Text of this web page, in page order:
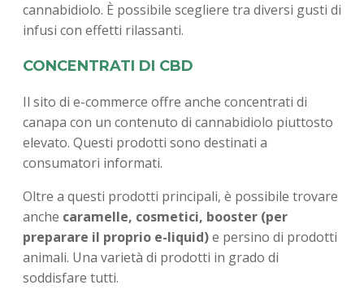
cannabidiolo. È possibile scegliere tra diversi gusti di
infusi con effetti rilassanti.
CONCENTRATI DI CBD
Il sito di e-commerce offre anche concentrati di
canapa con un contenuto di cannabidiolo piuttosto
elevato. Questi prodotti sono destinati a
consumatori informati.
Oltre a questi prodotti principali, è possibile trovare
anche caramelle, cosmetici, booster (per
preparare il proprio e-liquid)e persino di prodotti
animali. Una varietà di prodotti in grado di
soddisfare tutti.